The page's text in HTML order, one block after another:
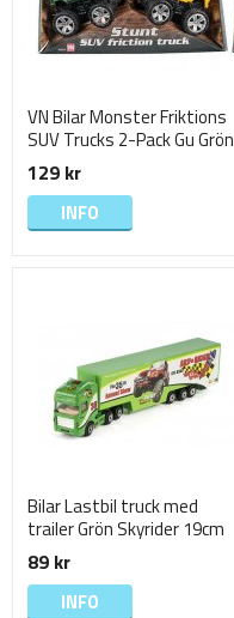
VN Bilar Monster Friktions
SUV Trucks 2-Pack Gu Grön
Rest 1
129 kr
INFO
Bilar Lastbil truck med
trailer Grön Skyrider 19cm
89 kr
INFO